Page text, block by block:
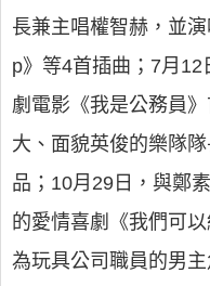
長兼主唱權智赫，並
p》等4首插曲；7月
劇電影《我是公務員
大、面貌英俊的樂隊
品；10月29日，與鄭
的愛情喜劇《我們可
為玩具公司職員的男